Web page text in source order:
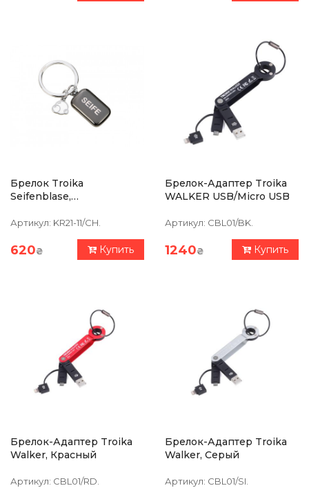
Брелок Troika
Seifenblase,
Артикул: KR21-11/CH.
620₴ Купить
Брелок-Адаптер Troika
WALKER USB/Micro USB
Артикул: CBL01/BK.
1240₴ Купить
Брелок-Адаптер Troika
Walker, Красный
Артикул: CBL01/RD.
Брелок-Адаптер Troika
Walker, Серый
Артикул: CBL01/SI.